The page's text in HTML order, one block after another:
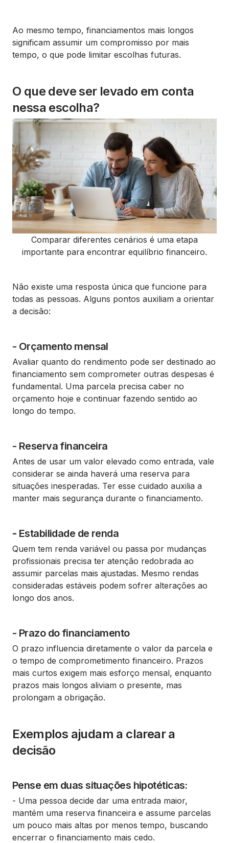
Ao mesmo tempo, financiamentos mais longos
significam assumir um compromisso por mais
tempo, o que pode limitar escolhas futuras.
O que deve ser levado em conta
nessa escolha?
Comparar diferentes cenários é uma etapa
importante para encontrar equilíbrio financeiro.
Não existe uma resposta única que funcione para
todas as pessoas. Alguns pontos auxiliam a orientar
a decisão:
- Orçamento mensal
Avaliar quanto do rendimento pode ser destinado ao
financiamento sem comprometer outras despesas é
fundamental. Uma parcela precisa caber no
orçamento hoje e continuar fazendo sentido ao
longo do tempo.
- Reserva financeira
Antes de usar um valor elevado como entrada, vale
considerar se ainda haverá uma reserva para
situações inesperadas. Ter esse cuidado auxilia a
manter mais segurança durante o financiamento.
- Estabilidade de renda
Quem tem renda variável ou passa por mudanças
profissionais precisa ter atenção redobrada ao
assumir parcelas mais ajustadas. Mesmo rendas
consideradas estáveis podem sofrer alterações ao
longo dos anos.
- Prazo do financiamento
O prazo influencia diretamente o valor da parcela e
o tempo de comprometimento financeiro. Prazos
mais curtos exigem mais esforço mensal, enquanto
prazos mais longos aliviam o presente, mas
prolongam a obrigação.
Exemplos ajudam a clarear a
decisão
Pense em duas situações hipotéticas:
- Uma pessoa decide dar uma entrada maior,
mantém uma reserva financeira e assume parcelas
um pouco mais altas por menos tempo, buscando
encerrar o financiamento mais cedo.